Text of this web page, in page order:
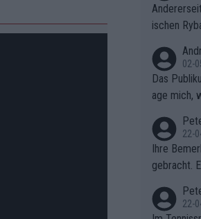
ischen
02-
Das
age mich,
ben.
22-
Ihre
gebracht.
22-